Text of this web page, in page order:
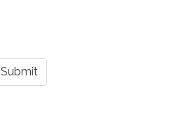
Submit